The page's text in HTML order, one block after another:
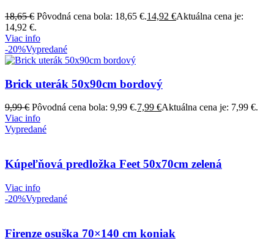
18,65€ Pôvodná cena bola: 18,65 €.14,92 €Aktuálna cena je:
14,92 €.
Viac info
-20%Vypredané
Brick uterák 50x90cm bordový
9,99€ Pôvodná cena bola: 9,99 €.7,99 €Aktuálna cena je: 7,99 €.
Viac info
Vypredané
Kúpeľňová predložka Feet 50x70cm zelená
Viac info
-20%Vypredané
Firenze osuška 70×140 cm koniak